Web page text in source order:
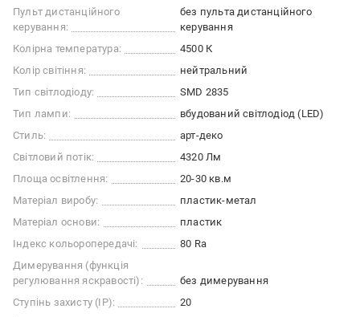
Пульт дистанційного
керування:
без пульта дистанційного
керування
Колірна температура:
4500 К
Колір світіння:
нейтральний
Тип світлодіоду:
SMD 2835
Тип лампи:
вбудований світлодіод (LED)
Стиль:
арт-деко
Світловий потік:
4320 Лм
Площа освітлення:
20-30 кв.м
Матеріал виробу:
пластик-метал
Матеріал основи:
пластик
Індекс кольоропередачі:
80 Ra
Димерування (функція
регулювання яскравості):
без димерування
Ступінь захисту (IP):
20